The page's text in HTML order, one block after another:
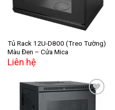
Tủ Rack 12U-D800 (Treo Tường)
Màu Đen – Cửa Mica
Liên hệ